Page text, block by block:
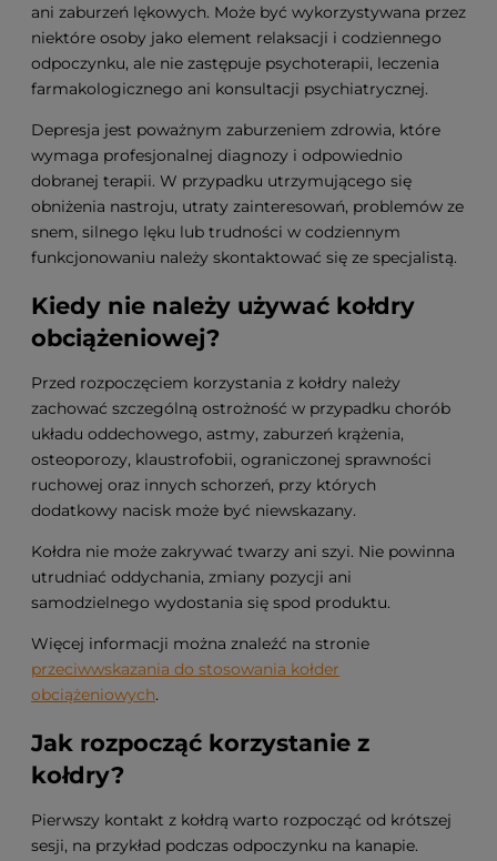
ani zaburzeń lękowych. Może być wykorzystywana przez
niektóre osoby jako element relaksacji i codziennego
odpoczynku, ale nie zastępuje psychoterapii, leczenia
farmakologicznego ani konsultacji psychiatrycznej.
Depresja jest poważnym zaburzeniem zdrowia, które
wymaga profesjonalnej diagnozy i odpowiednio
dobranej terapii. W przypadku utrzymującego się
obniżenia nastroju, utraty zainteresowań, problemów ze
snem, silnego lęku lub trudności w codziennym
funkcjonowaniu należy skontaktować się ze specjalistą.
Kiedy nie należy używać kołdry
obciążeniowej?
Przed rozpoczęciem korzystania z kołdry należy
zachować szczególną ostrożność w przypadku chorób
układu oddechowego, astmy, zaburzeń krążenia,
osteoporozy, klaustrofobii, ograniczonej sprawności
ruchowej oraz innych schorzeń, przy których
dodatkowy nacisk może być niewskazany.
Kołdra nie może zakrywać twarzy ani szyi. Nie powinna
utrudniać oddychania, zmiany pozycji ani
samodzielnego wydostania się spod produktu.
Więcej informacji można znaleźć na stronie
przeciwwskazania do stosowania kołder
obciążeniowych.
Jak rozpocząć korzystanie z
kołdry?
Pierwszy kontakt z kołdrą warto rozpocząć od krótszej
sesji, na przykład podczas odpoczynku na kanapie.